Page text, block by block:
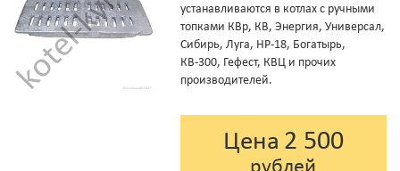
устанавливаются в котлах с ручными
топками КВр, КВ, Энергия, Универсал,
Сибирь, Луга, НР-18, Богатырь,
КВ-300, Гефест, КВЦ и прочих
производителей.
Цена 2 500